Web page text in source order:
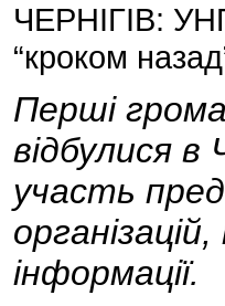
ЧЕРНІГІВ:
“кроком
Перші
відбулися в
участь
інформації.